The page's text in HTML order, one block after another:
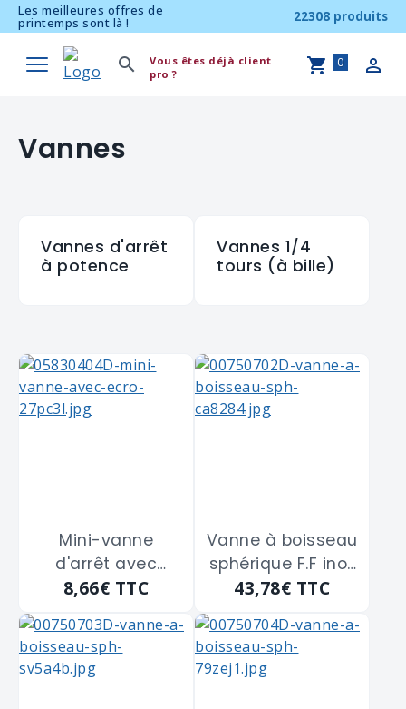
Les meilleures offres de
printemps sont là ! 22308 produits
Vous êtes déjà client
pro ?
0
Vannes
Vannes d'arrêt
à potence
Vannes 1/4
tours (à bille)
Mini-vanne
d'arrêt avec
écrou tournant
GUARESKI "171-8F"
de 15x21
8,66€ TTC
Vanne à boisseau
sphérique F.F inox
316 de 12 x 17 m/m
43,78€ TTC